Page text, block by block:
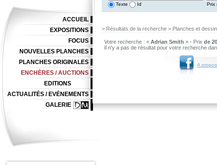
Texte Id Prix
> Résultats de la recherche > Planches et
Votre recherche : « Adrian Smith » - Prix de
Il n'y a pas de résultat pour votre recherche
A
ACCUEIL
EXPOSITIONS
FOCUS
NOUVELLES PLANCHES
PLANCHES ORIGINALES
ENCHÈRES / AUCTIONS
EDITIONS
ACTUALITÉS / EVÉNEMENTS
GALERIE